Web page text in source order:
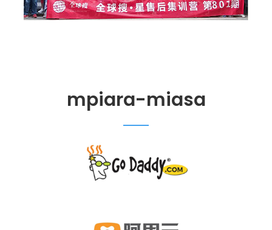
mpiara-miasa